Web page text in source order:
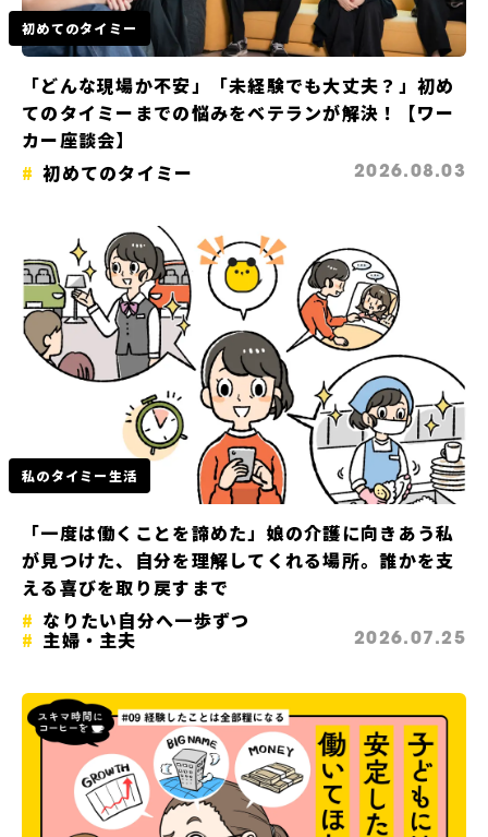
初めてのタイミー
「どんな現場か不安」「未経験でも大丈夫？」初め
てのタイミーまでの悩みをベテランが解決！【ワー
カー座談会】
初めてのタイミー
2026.08.03
私のタイミー生活
「一度は働くことを諦めた」娘の介護に向きあう私
が見つけた、自分を理解してくれる場所。誰かを支
える喜びを取り戻すまで
なりたい自分へ一歩ずつ
主婦・主夫 2026.07.25